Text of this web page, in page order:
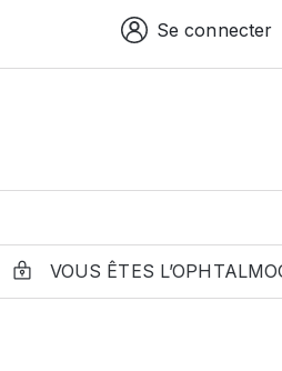
Espace connexion
Se connecter
VOUS ÊTES